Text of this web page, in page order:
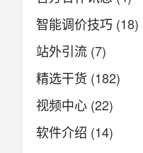
智能调价技巧 (18)
站外引流 (7)
精选干货 (182)
视频中心 (22)
软件介绍 (14)